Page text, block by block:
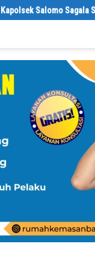
Sagala Salurkan